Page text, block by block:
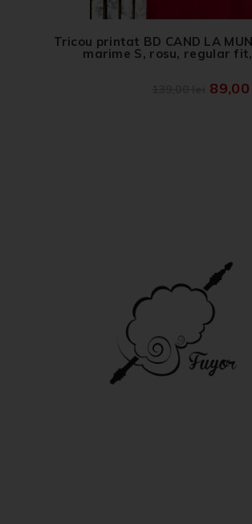
Tricou printat BD CAND LA
marime S, rosu, regular fit,
89,00